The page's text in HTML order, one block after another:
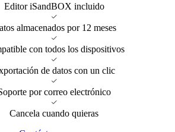
Editor iSandBOX incluido
almacenados por 12 meses
con todos los dispositivos
de datos con un clic
por correo electrónico
Cancela cuando quieras